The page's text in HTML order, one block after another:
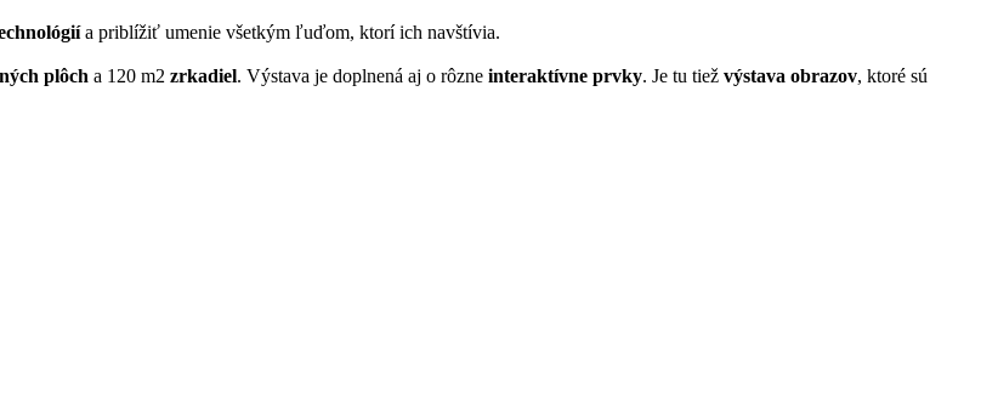
a priblížiť umenie všetkým ľuďom, ktorí ich navštívia.
plôch a 120 m2 zrkadiel. Výstava je doplnená aj o rôzne interaktívne prvky. Je tu tiež výstava obrazov, ktoré sú